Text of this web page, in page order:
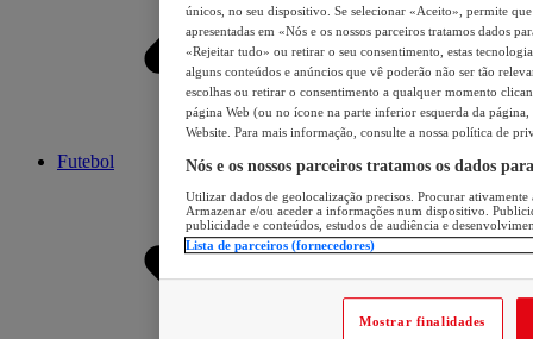
Futebol
únicos, no seu dispositivo. Se selecionar «Aceito», permite
apresentadas em «Nós e os nossos parceiros tratamos dados
«Rejeitar tudo» ou retirar o seu consentimento, estas
alguns conteúdos e anúncios que vê poderão não ser tão
escolhas ou retirar o consentimento a qualquer momento
página Web (ou no ícone na parte inferior esquerda da página,
Website. Para mais informação, consulte a nossa política de
Nós e os nossos parceiros tratamos os dados
Utilizar dados de geolocalização precisos. Procurar
Armazenar e/ou aceder a informações num dispositivo.
publicidade e conteúdos, estudos de audiência e
Lista de parceiros (fornecedores)
Mostrar finalidades